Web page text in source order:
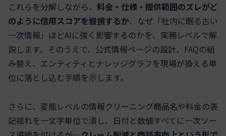
これらを分解しながら、 料金・仕様・提供範囲のズレがど
のように信用スコアを毀損するか、なぜ「社内に眠る古い
一次情報」ほどAIに強く影響するのかを、実務レベルで解
説します。そのうえで、公式情報ページの設計、FAQの組
み替え、エンティティとナレッジグラフを現場が扱える単
位に落とし込む手順を示します。
さらに、変態レベルの情報クリーニング――商品名や料金の表
記揺れを一文字単位で潰し、日付と数値すべてに一次ソー